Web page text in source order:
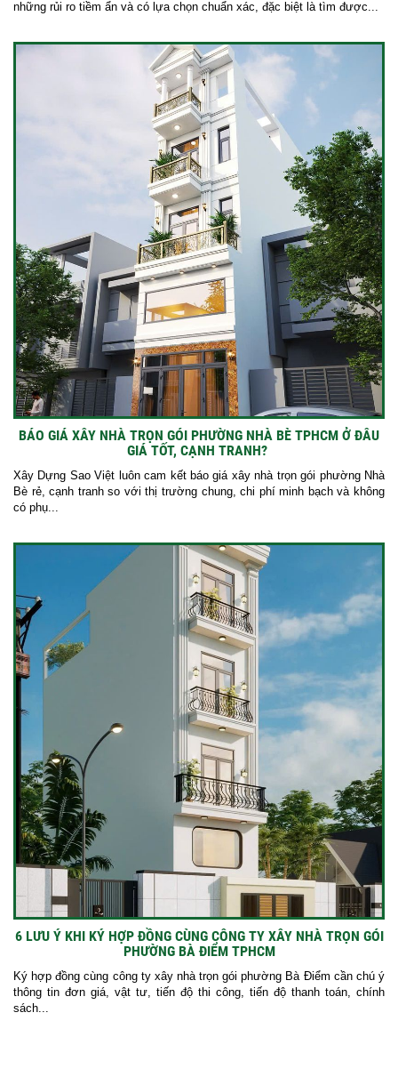
những rủi ro tiềm ẩn và có lựa chọn chuẩn xác, đặc biệt là tìm được...
BÁO GIÁ XÂY NHÀ TRỌN GÓI PHƯỜNG NHÀ BÈ TPHCM Ở ĐÂU
GIÁ TỐT, CẠNH TRANH?
Xây Dựng Sao Việt luôn cam kết báo giá xây nhà trọn gói phường Nhà
Bè rẻ, cạnh tranh so với thị trường chung, chi phí minh bạch và không
có phụ...
6 LƯU Ý KHI KÝ HỢP ĐỒNG CÙNG CÔNG TY XÂY NHÀ TRỌN GÓI
PHƯỜNG BÀ ĐIỂM TPHCM
Ký hợp đồng cùng công ty xây nhà trọn gói phường Bà Điểm cần chú ý
thông tin đơn giá, vật tư, tiến độ thi công, tiến độ thanh toán, chính
sách...